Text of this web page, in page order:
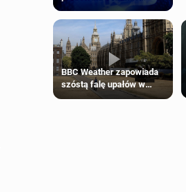
człowieka
BBC Weather zapowiada
szóstą falę upałów w
Londynie